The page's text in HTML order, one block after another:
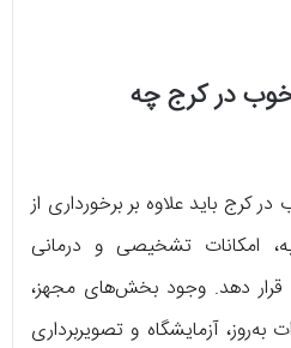
در کرج چه
باید علاوه بر برخورداری از
امکانات تشخیصی و درمانی
قرار دهد. وجود بخش‌های مجهز،
به‌روز، آزمایشگاه و تصویربرداری